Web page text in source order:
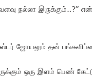
நல்லா இருக்கும்..?”
ஜோயலும் தன் பங்களிப்பை
ஒரு இளம் பெண்